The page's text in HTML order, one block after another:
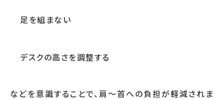
足を組まない
デスクの高さを調整する
などを意識することで、肩〜首への負担が軽減されま